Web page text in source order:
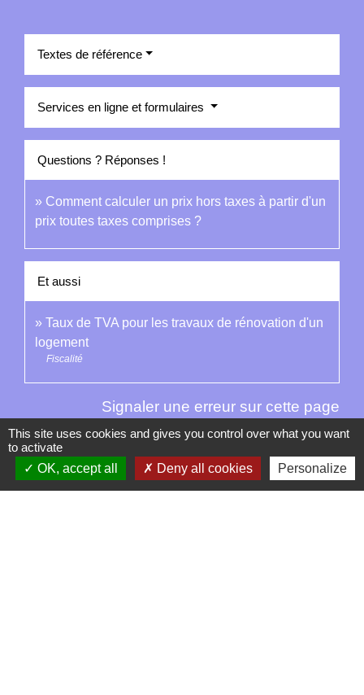
Textes de référence
Services en ligne et formulaires
Questions ? Réponses !
Comment calculer un prix hors taxes à partir d'un
prix toutes taxes comprises ?
Et aussi
Taux de TVA pour les travaux de rénovation d'un
logement
Fiscalité
Signaler une erreur sur cette page
This site uses cookies and gives you control over what you want
to activate
OK, accept all
Deny all cookies Personalize